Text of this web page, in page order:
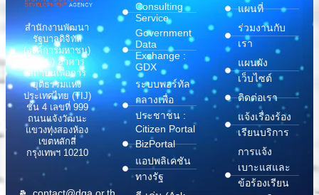
สำนักงานพัฒนา
รัฐบาลดิจิทัล
(องค์การมหาชน)
(สพร.) อาคาร
สถาบันเพื่อการ
ยุติธรรมแห่ง
ประเทศไทย (TIJ)
ชั้น 4 เลขที่ 999
ถนนแจ้งวัฒนะ
แขวงทุ่งสองห้อง
เขตหลักสี่
กรุงเทพฯ 10210
contact@dga.or.th
Consulting
Service
Government
Data
Exchange :
GDX
ระบบพอร์ทัล
กลางเพื่อ
ประชาชน :
Citizen Portal
BizPortal
แอปพลิเคชัน
ทางรัฐ
แผนที่
ร่วมงานกับ
เรา
แผนผัง
เว็บไซต์
ติดต่อเรา
แจ้งเรื่องร้อง
เรียนบริการ
การแจ้ง
เบาะแสและ
ข้อร้องเรียน